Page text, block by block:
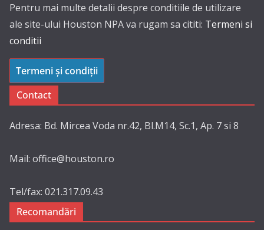
Pentru mai multe detalii despre conditiile de utilizare
ale site-ului Houston NPA va rugam sa cititi: Termeni si
conditii
Termeni și condiții
Contact
Adresa: Bd. Mircea Voda nr.42, Bl.M14, Sc.1, Ap. 7 si 8
Mail: office@houston.ro
Tel/fax: 021.317.09.43
Recomandări